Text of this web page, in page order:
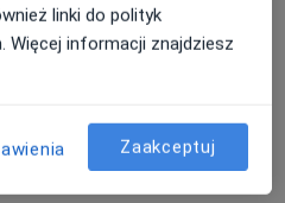
linki do polityk
informacji znajdziesz
Zaakceptuj